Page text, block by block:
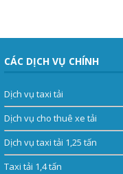
CÁC DỊCH VỤ CHÍNH
Dịch vụ taxi tải
Dịch vụ cho thuê xe tải
Dịch vụ taxi tải 1,25 tấn
Taxi tải 1,4 tấn